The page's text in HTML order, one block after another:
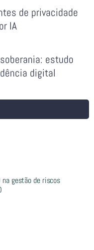
de privacidade
IA
estudo
digital
na gestão de riscos